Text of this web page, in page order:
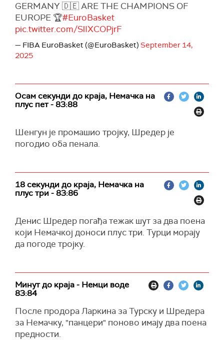
GERMANY 🇩🇪 ARE THE CHAMPIONS OF
EUROPE 🏆#EuroBasket
pic.twitter.com/SlIXCOPjrF
— FIBA EuroBasket (@EuroBasket) September 14,
2025
Осам секунди до краја, Немачка на
плус пет - 83:88
Шенгун је промашио тројку, Шредер је
погодио оба пенала.
18 секунди до краја, Немачка на
плус три - 83:86
Денис Шредер погађа тежак шут за два поена
који Немачкој доноси плус три. Турци морају
да погоде тројку.
Минут до краја - Немци воде
83:84
После продора Ларкина за Турску и Шредера
за Немачку, "панцери" поново имају два поена
предности.